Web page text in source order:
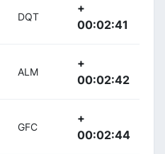
DQT
+
00:02:41
ALM
+
00:02:42
GFC
+
00:02:44